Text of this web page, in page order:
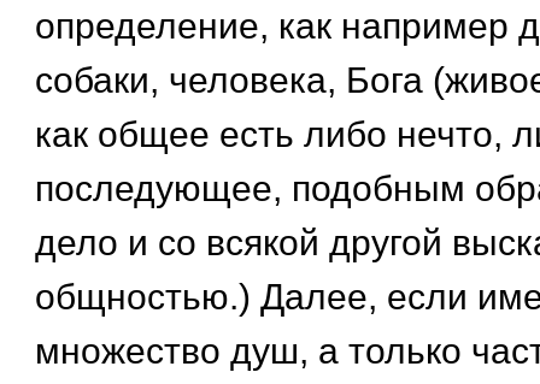
определение, как например
собаки, человека, Бога
как общее есть либо нечто,
последующее, подобным
дело и со всякой другой
общностью.) Далее, если
множество душ, а только